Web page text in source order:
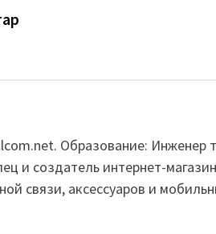
Образование: Инженер
и создатель интернет-
связи, аксессуаров и